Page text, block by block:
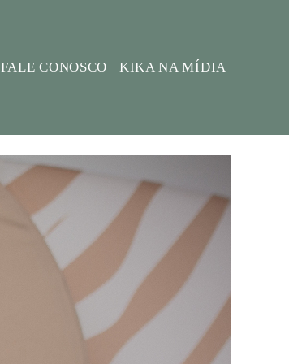
FALE CONOSCO KIKA NA MÍDIA